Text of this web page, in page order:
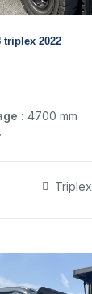
triplex 2022
: 4700 mm
Triplex